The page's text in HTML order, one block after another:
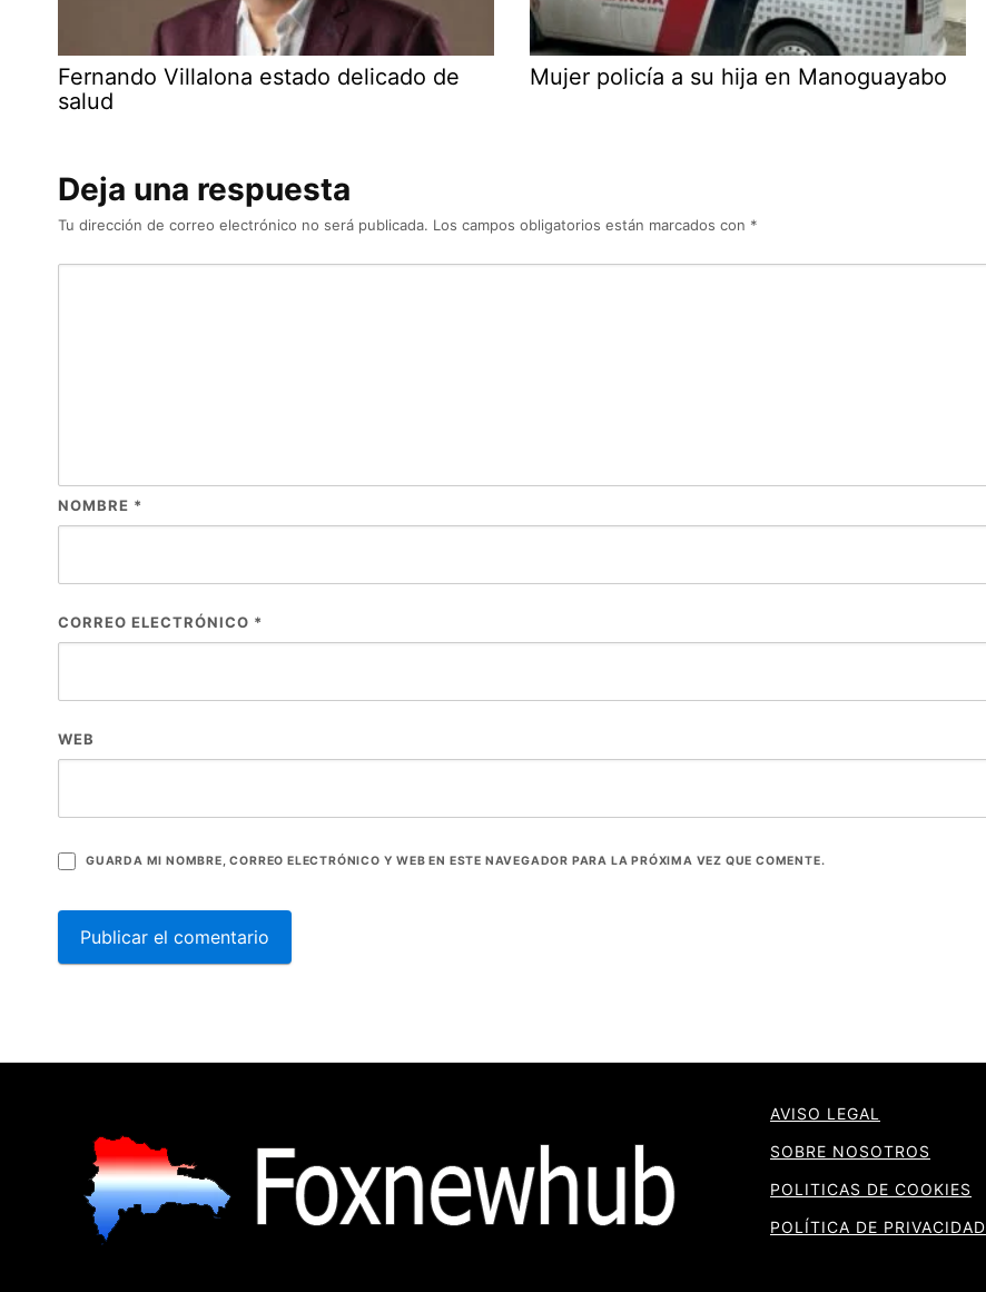
Fernando Villalona estado delicado de
salud
Mujer policía a su hija en Manoguayabo
Deja una respuesta
Tu dirección de correo electrónico no será publicada. Los campos obligatorios están marcados con *
NOMBRE *
CORREO ELECTRÓNICO *
WEB
GUARDA MI NOMBRE, CORREO ELECTRÓNICO Y WEB EN ESTE NAVEGADOR PARA LA PRÓXIMA VEZ QUE COMENTE.
AVISO LEGAL
SOBRE NOSOTROS
POLITICAS DE COOKIES
POLÍTICA DE PRIVACIDAD